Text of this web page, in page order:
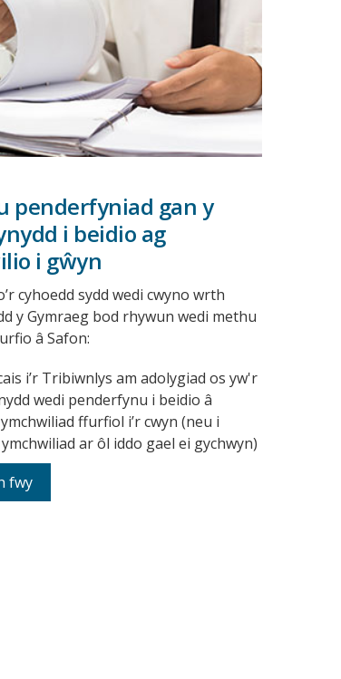
penderfyniad gan y
i beidio ag
i gŵyn
cyhoedd sydd wedi cwyno wrth
y Gymraeg bod rhywun wedi methu
â Safon:
i’r Tribiwnlys am adolygiad os yw'r
wedi penderfynu i beidio
ffurfiol i’r cwyn (neu i
ar ôl iddo gael ei gychwyn)
fwy